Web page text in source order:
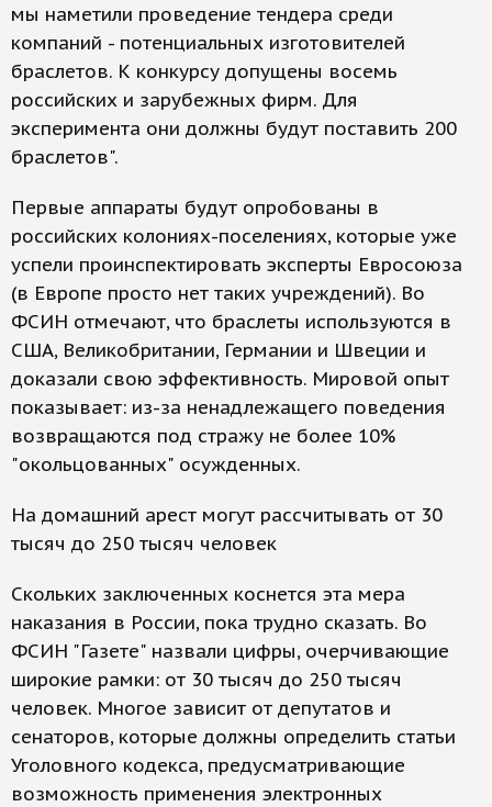
мы наметили проведение тендера среди
компаний - потенциальных изготовителей
браслетов. К конкурсу допущены восемь
российских и зарубежных фирм. Для
эксперимента они должны будут поставить 200
браслетов".
Первые аппараты будут опробованы в
российских колониях-поселениях, которые уже
успели проинспектировать эксперты Евросоюза
(в Европе просто нет таких учреждений). Во
ФСИН отмечают, что браслеты используются в
США, Великобритании, Германии и Швеции и
доказали свою эффективность. Мировой опыт
показывает: из-за ненадлежащего поведения
возвращаются под стражу не более 10%
"окольцованных" осужденных.
На домашний арест могут рассчитывать от 30
тысяч до 250 тысяч человек
Скольких заключенных коснется эта мера
наказания в России, пока трудно сказать. Во
ФСИН "Газете" назвали цифры, очерчивающие
широкие рамки: от 30 тысяч до 250 тысяч
человек. Многое зависит от депутатов и
сенаторов, которые должны определить статьи
Уголовного кодекса, предусматривающие
возможность применения электронных